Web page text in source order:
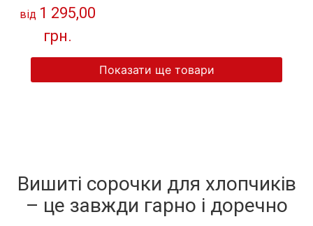
червоно-чорна"
від 1 295,00
грн.
Показати ще товари
Вишиті сорочки для хлопчиків
– це завжди гарно і доречно